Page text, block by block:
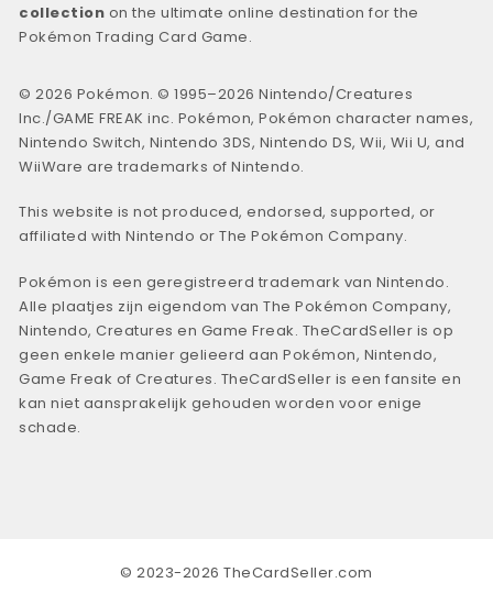
collection on the ultimate online destination for the
Pokémon Trading Card Game.
© 2026 Pokémon. © 1995–2026 Nintendo/Creatures
Inc./GAME FREAK inc. Pokémon, Pokémon character names,
Nintendo Switch, Nintendo 3DS, Nintendo DS, Wii, Wii U, and
WiiWare are trademarks of Nintendo.
This website is not produced, endorsed, supported, or
affiliated with Nintendo or The Pokémon Company.
Pokémon is een geregistreerd trademark van Nintendo.
Alle plaatjes zijn eigendom van The Pokémon Company,
Nintendo, Creatures en Game Freak. TheCardSeller is op
geen enkele manier gelieerd aan Pokémon, Nintendo,
Game Freak of Creatures. TheCardSeller is een fansite en
kan niet aansprakelijk gehouden worden voor enige
schade.
© 2023-2026 TheCardSeller.com